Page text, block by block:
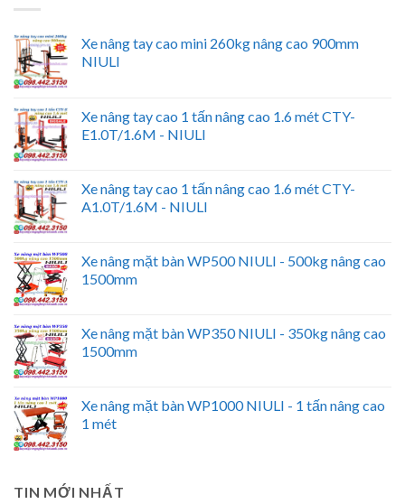
Xe nâng tay cao mini 260kg nâng cao 900mm
NIULI
Xe nâng tay cao 1 tấn nâng cao 1.6 mét CTY-
E1.0T/1.6M - NIULI
Xe nâng tay cao 1 tấn nâng cao 1.6 mét CTY-
A1.0T/1.6M - NIULI
Xe nâng mặt bàn WP500 NIULI - 500kg nâng cao
1500mm
Xe nâng mặt bàn WP350 NIULI - 350kg nâng cao
1500mm
Xe nâng mặt bàn WP1000 NIULI - 1 tấn nâng cao
1 mét
TIN MỚI NHẤT